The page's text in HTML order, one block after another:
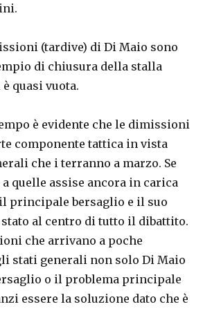
(tardive) di Di Maio sono
di chiusura della stalla
quasi vuota.
è evidente che le dimissioni
componente tattica in vista
che i terranno a marzo. Se
quelle assise ancora in carica
principale bersaglio e il suo
stato al centro di tutto il dibattito.
che arrivano a poche
stati generali non solo Di Maio
o il problema principale
essere la soluzione dato che è